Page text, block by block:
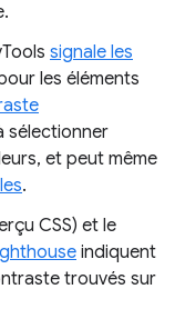
signale les
les éléments
sélectionner
et peut même
.
CSS) et le
indiquent
trouvés sur